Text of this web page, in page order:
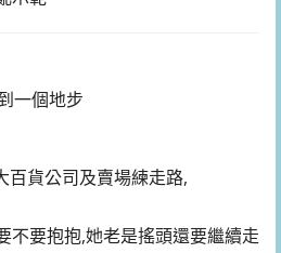
一個地步
百貨公司及賣場練走路,
不要抱抱,她老是搖頭還要繼續走